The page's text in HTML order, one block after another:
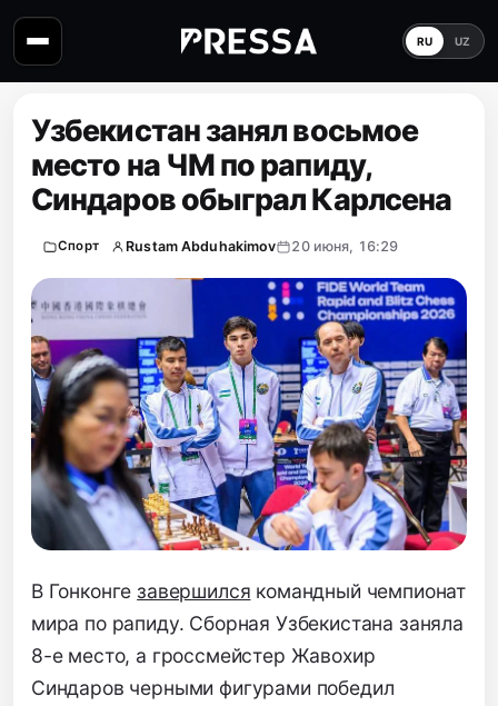
RU UZ
Узбекистан занял восьмое
место на ЧМ по рапиду,
Синдаров обыграл Карлсена
Спорт Rustam Abduhakimov 20 июня, 16:29
В Гонконге завершился командный чемпионат
мира по рапиду. Сборная Узбекистана заняла
8-е место, а гроссмейстер Жавохир
Синдаров черными фигурами победил